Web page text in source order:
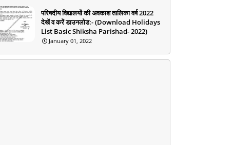
परिषदीय विद्यालयों की अवकाश तालिका वर्ष 2022
देखें व करें डाउनलोड:- (Download Holidays
List Basic Shiksha Parishad- 2022)
January 01, 2022